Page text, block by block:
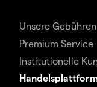
Unsere Gebühren
Premium Service
Institutionelle